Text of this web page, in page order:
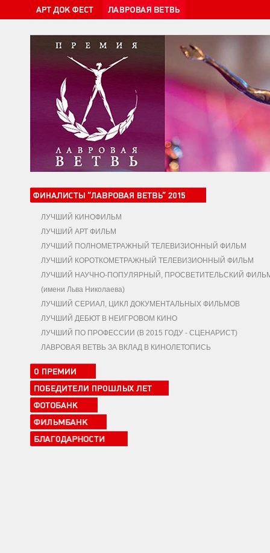
ЛУЧШИЙ КИНОФИЛЬМ
ЛУЧШИЙ АРТ ФИЛЬМ
ЛУЧШИЙ ПОЛНОМЕТРАЖНЫЙ ТЕЛЕВИЗИОННЫЙ ФИЛЬМ
ЛУЧШИЙ КОРОТКОМЕТРАЖНЫЙ ТЕЛЕВИЗИОННЫЙ ФИЛЬМ
ЛУЧШИЙ НАУЧНО-ПОПУЛЯРНЫЙ, ПРОСВЕТИТЕЛЬСКИЙ
(имени Льва Николаева)
ЛУЧШИЙ СЕРИАЛ, ЦИКЛ ДОКУМЕНТАЛЬНЫХ ФИЛЬМОВ
ЛУЧШИЙ ДЕБЮТ В НЕИГРОВОМ КИНО
ЛУЧШИЙ ПО ПРОФЕССИИ (В 2015 ГОДУ - СЦЕНАРИСТ)
ЛАВРОВАЯ ВЕТВЬ ЗА ВКЛАД В КИНОЛЕТОПИСЬ